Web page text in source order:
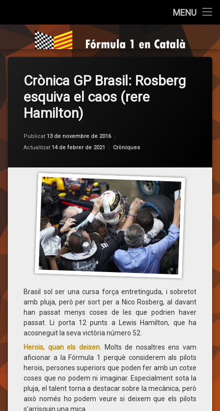
MENU
Qui som?
Cròniques
La Pregunta
Opinió
Sèries
contingut
Fórmula 1
Crònica GP Brasil: Rosberg
esquiva el caos (rere
Hamilton)
Publicat 13 de novembre de 2016
Actualitzat 14 de febrer de 2021
per F1 en Català
Categories:
Cròniques
Brasil sol ser una cursa força entretinguda, i sobretot
amb pluja, però per sort per a Nico Rosberg, al davant
han passat menys coses de les que podrien haver
passat. Li porta 12 punts a Lewis Hamilton, que ha
acosneguit la seva victòria número 52.
Herois, quan els deixen. Molts de nosaltres ens vam
aficionar a la Fórmula 1 perquè considerem als pilots
herois, persones superiors que poden fer amb un cotxe
coses que no podem ni imaginar. Especialment sota la
pluja, el talent torna a destacar sobre la mecànica, però
això només ho podem veure si deixem que els pilots
s’arrisquin una mica.